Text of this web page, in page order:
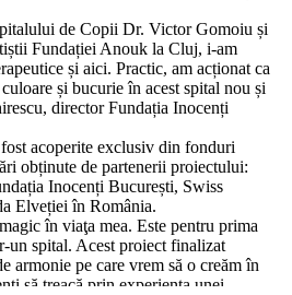
de Copii Dr. Victor Gomoiu și
Fundației Anouk la Cluj, i-am
și aici. Practic, am acționat ca
și bucurie în acest spital nou și
director Fundația Inocenți
acoperite exclusiv din fonduri
obținute de partenerii proiectului:
Inocenți București, Swiss
Elveției în România.
în viaţa mea. Este pentru prima
un spital. Acest proiect finalizat
armonie pe care vrem să o creăm în
să treacă prin experiența unei